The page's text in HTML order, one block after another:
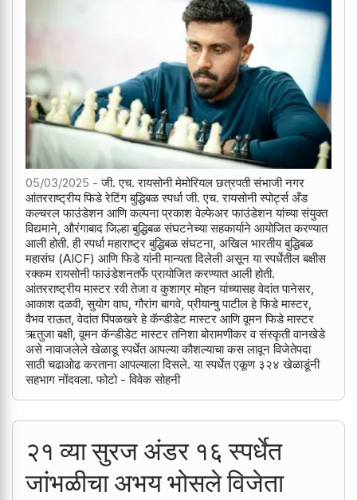
05/03/2025 - जी. एच. रायसोनी मेमोरियल छत्रपती संभाजी नगर
आंतरराष्ट्रीय फिडे रेटिंग बुद्धिबळ स्पर्धा जी. एच. रायसोनी स्पोर्ट्स अँड
कल्चरल फाउंडेशन आणि कल्पना प्रकाश वेल्फेअर फाउंडेशन यांच्या संयुक्त
विद्यमाने, औरंगाबाद जिल्हा बुद्धिबळ संघटनेच्या सहकार्याने आयोजित करण्यात
आली होती. ही स्पर्धा महाराष्ट्र बुद्धिबळ संघटना, अखिल भारतीय बुद्धिबळ
महासंघ (AICF) आणि फिडे यांनी मान्यता दिलेली असून या स्पर्धेतील बक्षीस
रक्कम रायसोनी फाउंडेशनतर्फे प्रायोजित करण्यात आली होती.
आंतरराष्ट्रीय मास्टर रवी तेजा व कुशाग्र मोहन यांच्यासह वेदांत पानेसर,
आकाश दळवी, सुयोग वाघ, गौरांग बागवे, प्रीयान्षु पाटील हे फिडे मास्टर,
वैभव राऊत, वेदांत पिंपळखरे हे कॅन्डीडेट मास्टर आणि वूमन फिडे मास्टर
ऋतुजा बक्षी, वूमन कॅन्डीडेट मास्टर तनिशा बोरामणीकर व संस्कृती वानखेडे
असे नावाजलेले खेळाडू स्पर्धेत आपल्या कौशल्याचा कस लावून विजेतेपदा
साठी चढाओढ करताना आपल्याला दिसले. या स्पर्धेत एकूण ३२४ खेळाडूंनी
सहभाग नोंदवला. फोटो - विवेक सोहनी
२१ व्या सुरज अंडर १६ स्पर्धेत ​
जांभळीचा अभय भोसले विजेता